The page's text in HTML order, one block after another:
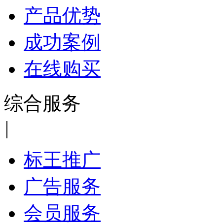
产品优势
成功案例
在线购买
综合服务
|
标王推广
广告服务
会员服务